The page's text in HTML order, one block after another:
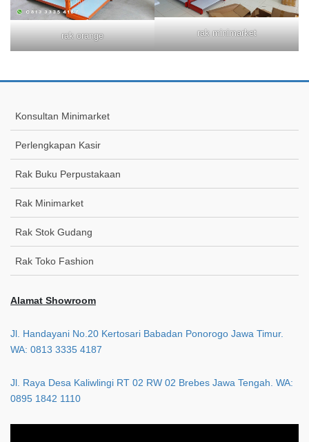
rak orange rak minimarket
Konsultan Minimarket
Perlengkapan Kasir
Rak Buku Perpustakaan
Rak Minimarket
Rak Stok Gudang
Rak Toko Fashion
Alamat Showroom
Jl. Handayani No.20 Kertosari Babadan Ponorogo Jawa Timur.
WA: 0813 3335 4187
Jl. Raya Desa Kaliwlingi RT 02 RW 02 Brebes Jawa Tengah. WA:
0895 1842 1110